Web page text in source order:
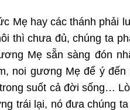
Mẹ hay các thánh phải
thì chưa đủ, chúng ta
Mẹ sẵn sàng đón
noi gương Mẹ để ý
suốt cả đời sống…
trái lại, nó đưa chúng